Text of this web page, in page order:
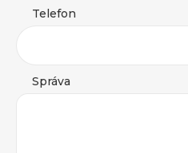
Telefon
Správa